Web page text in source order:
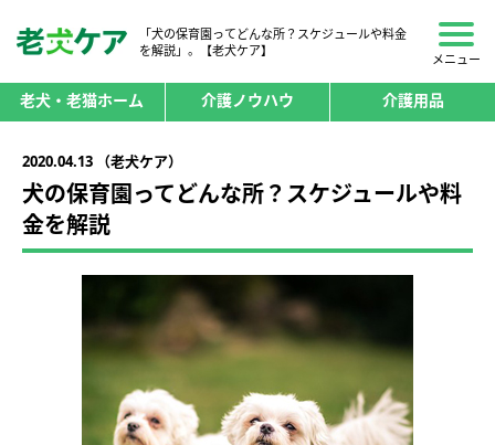
「犬の保育園ってどんな所？スケジュールや料金
を解説」。【老犬ケア】
メニュー
老犬・老猫ホーム 介護ノウハウ 介護用品
2020.04.13 （老犬ケア）
犬の保育園ってどんな所？スケジュールや料
金を解説